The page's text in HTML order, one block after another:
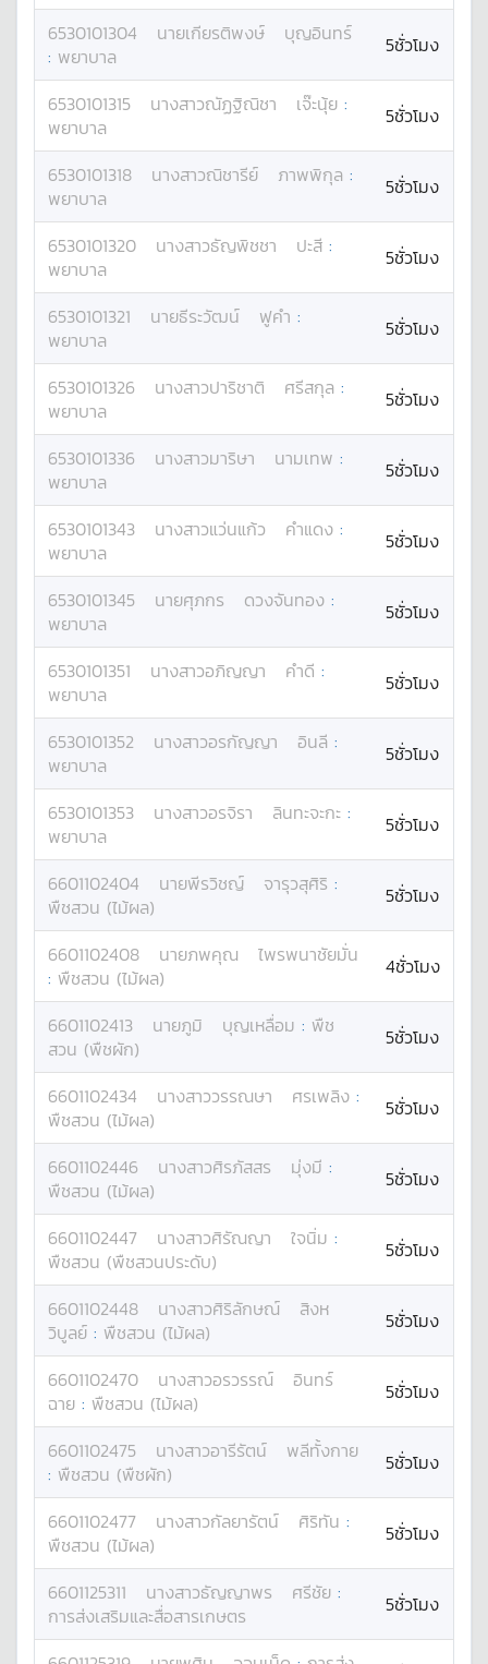
6530101304 นายเกียรติพงษ์
บุญอินทร์
: พยาบาล 5ชั่วโมง
6530101315 นางสาวณัฏฐิณิชา เจ๊ะนุ้ย :
พยาบาล
5ชั่วโมง
6530101318 นางสาวณิชารีย์ ภาพพิกุล :
พยาบาล
5ชั่วโมง
6530101320 นางสาวธัญพิชชา ปะสี :
พยาบาล
5ชั่วโมง
6530101321 นายธีระวัฒน์ ฟูคำ :
พยาบาล
5ชั่วโมง
6530101326 นางสาวปาริชาติ ศรีสกุล :
พยาบาล
5ชั่วโมง
6530101336 นางสาวมาริษา นามเทพ :
พยาบาล
5ชั่วโมง
6530101343 นางสาวแว่นแก้ว คำแดง :
พยาบาล
5ชั่วโมง
6530101345 นายศุภกร ดวงจันทอง :
พยาบาล
5ชั่วโมง
6530101351 นางสาวอภิญญา คำดี :
พยาบาล
5ชั่วโมง
6530101352 นางสาวอรกัญญา อินลี :
พยาบาล
5ชั่วโมง
6530101353 นางสาวอรจิรา ลินทะจะกะ :
พยาบาล
5ชั่วโมง
6601102404 นายพีรวิชญ์ จารุวสุศิริ :
พืชสวน (ไม้ผล)
5ชั่วโมง
6601102408 นายภพคุณ
ไพรพนาชัยมั่น
: พืชสวน (ไม้ผล) 4ชั่วโมง
6601102413 นายภูมิ บุญเหลื่อม : พืช
สวน (พืชผัก)
5ชั่วโมง
6601102434 นางสาววรรณษา ศรเพลิง :
พืชสวน (ไม้ผล)
5ชั่วโมง
6601102446 นางสาวศิรภัสสร มุ่งมี :
พืชสวน (ไม้ผล)
5ชั่วโมง
6601102447 นางสาวศิรัณญา ใจนิ่ม :
พืชสวน (พืชสวนประดับ)
5ชั่วโมง
6601102448 นางสาวศิริลักษณ์
สิงห
วิบูลย์ : พืชสวน (ไม้ผล) 5ชั่วโมง
6601102470 นางสาวอรวรรณ์
อินทร์
ฉาย : พืชสวน (ไม้ผล) 5ชั่วโมง
6601102475 นางสาวอารีรัตน์
พลีทั้งกาย
: พืชสวน (พืชผัก) 5ชั่วโมง
6601102477 นางสาวกัลยารัตน์ ศิริทัน :
พืชสวน (ไม้ผล)
5ชั่วโมง
6601125311 นางสาวธัญญาพร ศรีชัย :
การส่งเสริมและสื่อสารเกษตร
5ชั่วโมง